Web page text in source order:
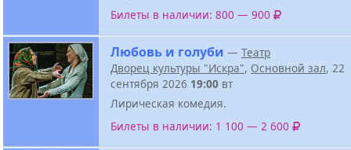
Билеты в наличии: 800 — 900
Любовь и голуби — Театр
Дворец культуры "Искра", Основной зал, 22
сентября 2026 19:00 вт
Лирическая комедия.
Билеты в наличии: 1 100 — 2 600